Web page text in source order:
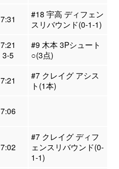
7:31
#18 宇高 ディフェン
スリバウンド(0-1-1)
7:21
3-5
#9 木本 3Pシュート
○(3点)
7:21
#7 クレイグ アシス
ト(1本)
7:06
7:02
#7 クレイグ ディフ
ェンスリバウンド(0-
1-1)